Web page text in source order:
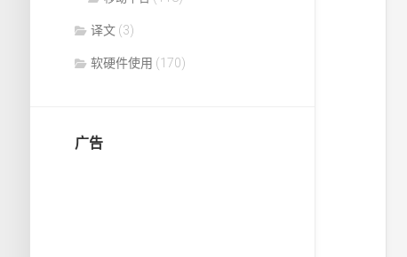
译文(3)
软硬件使用 (170)
广告